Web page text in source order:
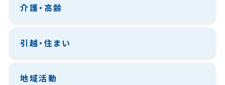
介護・高齢
引越・住まい
地域活動